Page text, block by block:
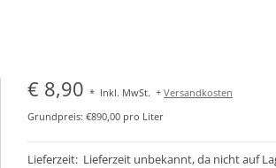
€ 8,90* Inkl. MwSt. +Versandkosten
Grundpreis: €890,00 pro Liter
Lieferzeit: Lieferzeit unbekannt, da nicht auf